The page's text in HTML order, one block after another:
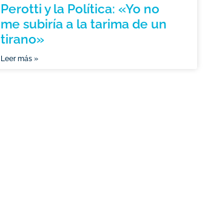
Perotti y la Política: «Yo no
me subiría a la tarima de un
tirano»
Leer más »